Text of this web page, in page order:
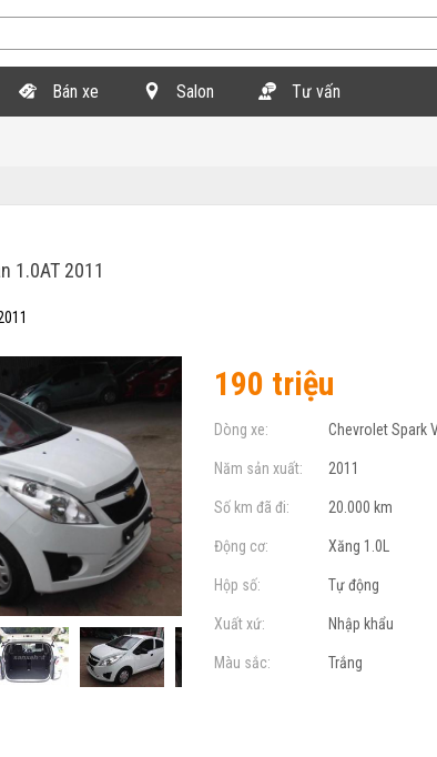
Bán xe Salon Tư vấn
1.0AT 2011
190 triệu
Dòng xe: Chevrolet Spark
Năm sản xuất: 2011
Số km đã đi: 20.000 km
Động cơ: Xăng 1.0L
Hộp số: Tự động
Xuất xứ: Nhập khẩu
Màu sắc: Trắng